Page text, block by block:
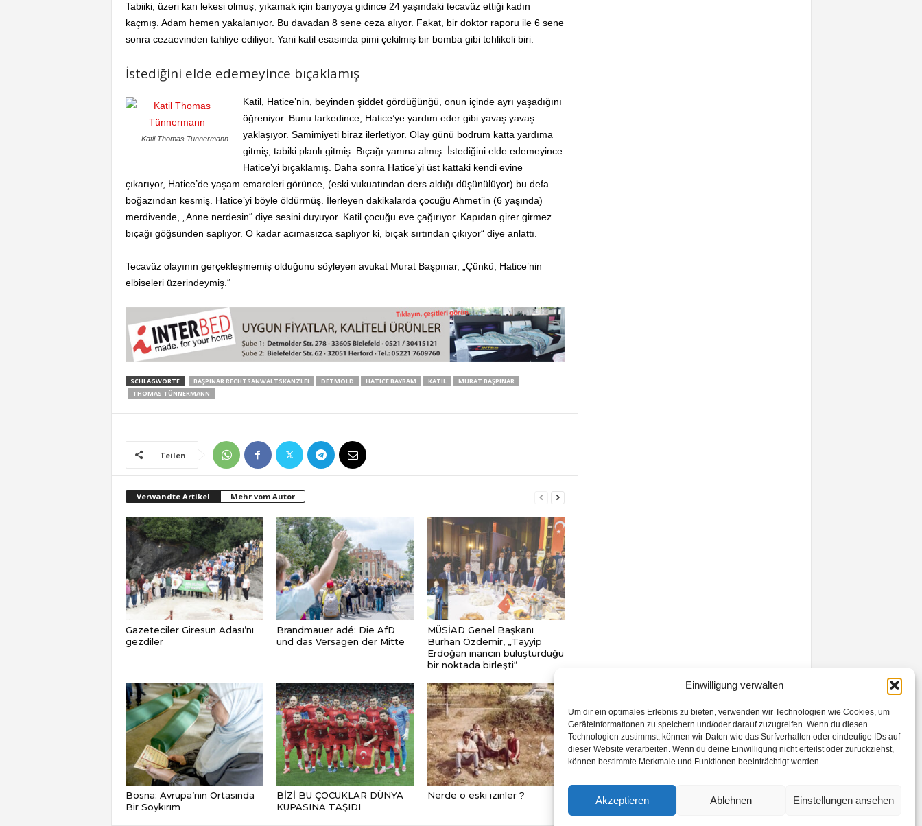
Einwilligung verwalten
Um dir ein optimales Erlebnis zu bieten, verwenden wir Technologien wie Cookies, um
Geräteinformationen zu speichern und/oder darauf zuzugreifen. Wenn du diesen
Technologien zustimmst, können wir Daten wie das Surfverhalten oder eindeutige IDs auf
dieser Website verarbeiten. Wenn du deine Einwilligung nicht erteilst oder zurückziehst,
können bestimmte Merkmale und Funktionen beeinträchtigt werden.
Akzeptieren Ablehnen Einstellungen ansehen
Tabiiki, üzeri kan lekesi olmuş, yıkamak için banyoya gidince 24 yaşındaki tecavüz ettiği kadın
kaçmış. Adam hemen yakalanıyor. Bu davadan 8 sene ceza alıyor. Fakat, bir doktor raporu ile 6 sene
sonra cezaevinden tahliye ediliyor. Yani katil esasında pimi çekilmiş bir bomba gibi tehlikeli biri.
İstediğini elde edemeyince bıçaklamış
Katil Thomas Tunnermann
Katil, Hatice’nin, beyinden şiddet gördüğünğü, onun içinde ayrı yaşadığını
öğreniyor. Bunu farkedince, Hatice’ye yardım eder gibi yavaş yavaş
yaklaşıyor. Samimiyeti biraz ilerletiyor. Olay günü bodrum katta yardıma
gitmiş, tabiki planlı gitmiş. Bıçağı yanına almış. İstediğini elde edemeyince
Hatice’yi bıçaklamış. Daha sonra Hatice’yi üst kattaki kendi evine
çıkarıyor, Hatice’de yaşam emareleri görünce, (eski vukuatından ders aldığı düşünülüyor) bu defa
boğazından kesmiş. Hatice’yi böyle öldürmüş. İlerleyen dakikalarda çocuğu Ahmet’in (6 yaşında)
merdivende, „Anne nerdesin“ diye sesini duyuyor. Katil çocuğu eve çağırıyor. Kapıdan girer girmez
bıçağı göğsünden saplıyor. O kadar acımasızca saplıyor ki, bıçak sırtından çıkıyor“ diye anlattı.
Tecavüz olayının gerçekleşmemiş olduğunu söyleyen avukat Murat Başpınar, „Çünkü, Hatice’nin
elbiseleri üzerindeymiş.“
SCHLAGWORTE BAŞPINAR RECHTSANWALTSKANZLEI DETMOLD HATICE BAYRAM KATIL
MURAT BAŞPINAR
THOMAS TÜNNERMANN
Teilen
Verwandte Artikel Mehr vom Autor
Gazeteciler Giresun Adası’nı
gezdiler
Brandmauer adé: Die AfD
und das Versagen der Mitte
MÜSİAD Genel Başkanı
Burhan Özdemir, „Tayyip
Erdoğan inancın buluşturduğu
bir noktada birleşti“
Bosna: Avrupa’nın Ortasında
Bir Soykırım
BİZİ BU ÇOCUKLAR DÜNYA
KUPASINA TAŞIDI
Nerde o eski izinler ?